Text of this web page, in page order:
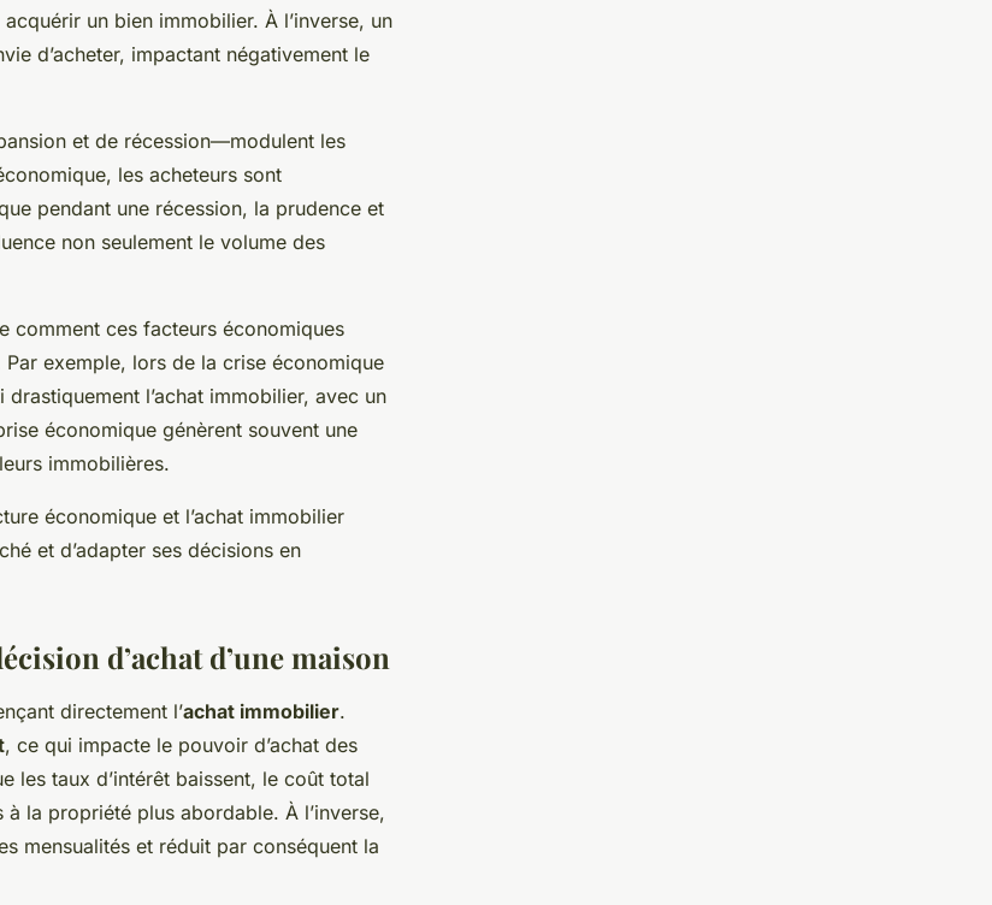
un bien immobilier. À l’inverse, un
d’acheter, impactant négativement le
et de récession—modulent les
les acheteurs sont
pendant une récession, la prudence et
non seulement le volume des
comment ces facteurs économiques
exemple, lors de la crise économique
l’achat immobilier, avec un
économique génèrent souvent une
immobilières.
économique et l’achat immobilier
et d’adapter ses décisions en
d’achat d’une maison
directement l’achat immobilier.
, ce qui impacte le pouvoir d’achat des
les taux d’intérêt baissent, le coût total
la propriété plus abordable. À l’inverse,
mensualités et réduit par conséquent la